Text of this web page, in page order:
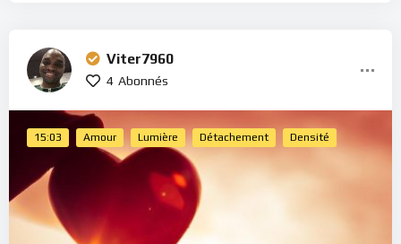
Viter7960
4 Abonnés
15:03 Amour Lumière Détachement Densité